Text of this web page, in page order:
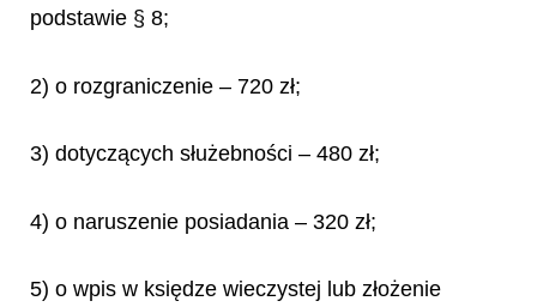
podstawie § 8;
2) o rozgraniczenie – 720 zł;
3) dotyczących służebności – 480 zł;
4) o naruszenie posiadania – 320 zł;
5) o wpis w księdze wieczystej lub złożenie